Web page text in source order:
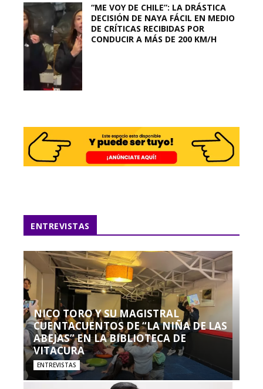
“ME VOY DE CHILE”: LA DRÁSTICA
DECISIÓN DE NAYA FÁCIL EN MEDIO
DE CRÍTICAS RECIBIDAS POR
CONDUCIR A MÁS DE 200 KM/H
ENTREVISTAS
NICO TORO Y SU MAGISTRAL
CUENTACUENTOS DE “LA NIÑA DE LAS
ABEJAS” EN LA BIBLIOTECA DE
VITACURA
ENTREVISTAS